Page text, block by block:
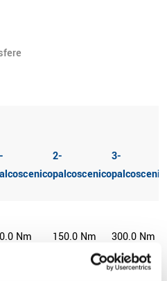
2-
palcoscenico
3-
Nm 150.0 Nm 300.0 Nm